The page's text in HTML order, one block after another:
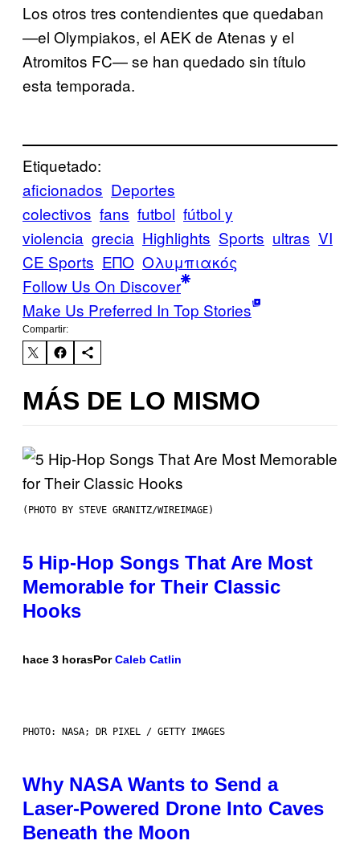
Los otros tres contendientes que quedaban
—el Olympiakos, el AEK de Atenas y el
Atromitos FC— se han quedado sin título
esta temporada.
Etiquetado:
aficionados Deportes
colectivos fans futbol fútbol y
violencia grecia Highlights Sports ultras VI
CE Sports ΕΠΟ Ολυμπιακός
Follow Us On Discover
Make Us Preferred In Top Stories
Compartir:
MÁS DE LO MISMO
(PHOTO BY STEVE GRANITZ/WIREIMAGE)
5 Hip-Hop Songs That Are Most
Memorable for Their Classic
Hooks
hace 3 horasPorCaleb Catlin
PHOTO: NASA; DR PIXEL / GETTY IMAGES
Why NASA Wants to Send a
Laser-Powered Drone Into Caves
Beneath the Moon